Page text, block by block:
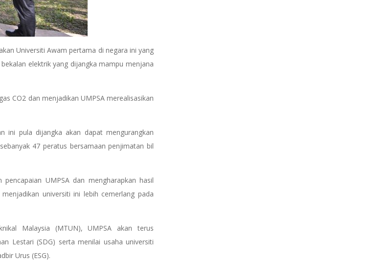
Universiti Awam pertama di negara ini yang
elektrik yang dijangka mampu menjana
CO2 dan menjadikan UMPSA merealisasikan
ini pula dijangka akan dapat mengurangkan
47 peratus bersamaan penjimatan bil
UMPSA dan mengharapkan hasil
universiti ini lebih cemerlang pada
Malaysia (MTUN), UMPSA akan terus
Lestari (SDG) serta menilai usaha universiti
Urus (ESG).